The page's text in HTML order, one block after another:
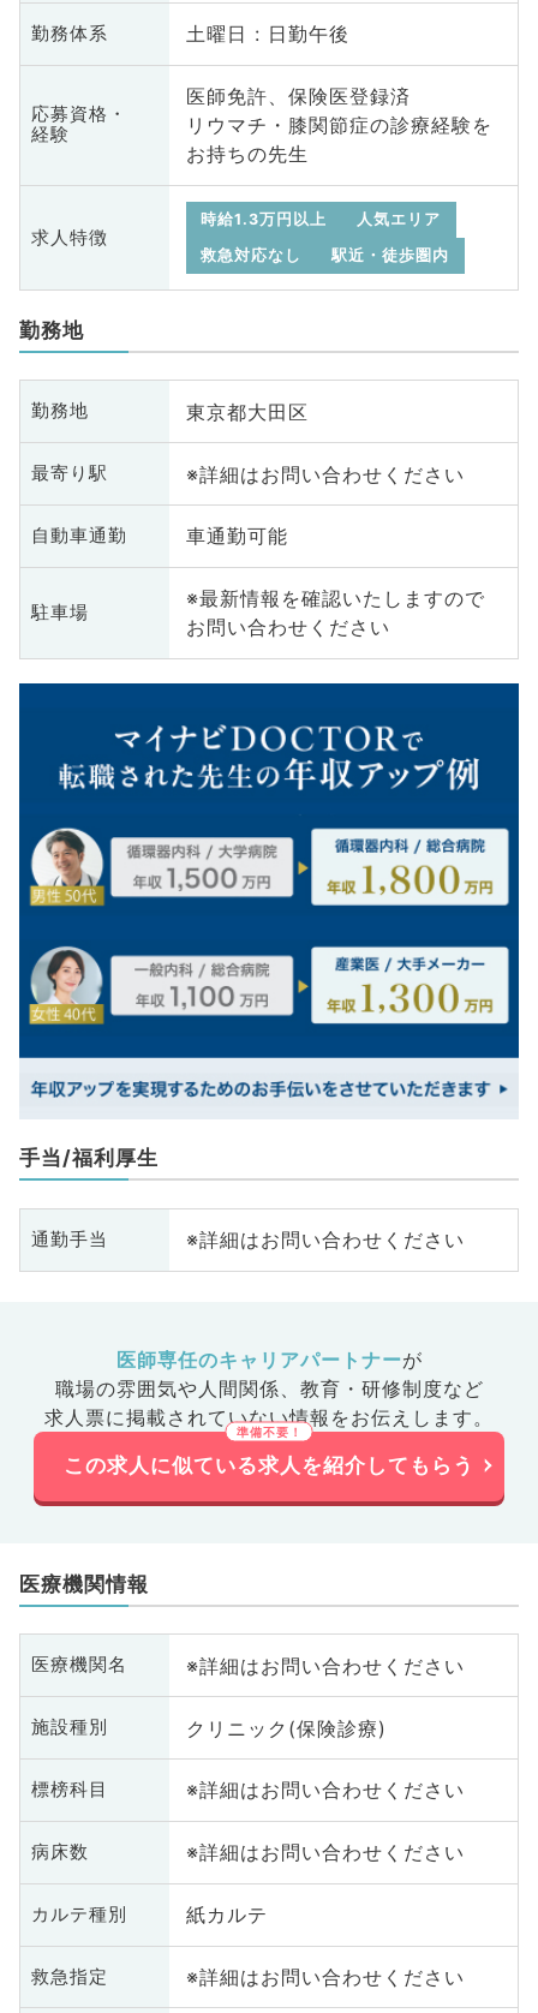
勤務体系 土曜日 : 日勤午後
応募資格・
経験
医師免許、保険医登録済
リウマチ・膝関節症の診療経験を
お持ちの先生
求人特徴
時給1.3万円以上
人気エリア
救急対応なし
駅近・徒歩圏内
勤務地
勤務地 東京都大田区
最寄り駅 ※詳細はお問い合わせください
自動車通勤 車通勤可能
駐車場
※最新情報を確認いたしますので
お問い合わせください
手当/福利厚生
通勤手当 ※詳細はお問い合わせください
医師専任のキャリアパートナーが
職場の雰囲気や人間関係、 教育・研修制度など
求人票に掲載されていない情報をお伝えします。
この求人に似ている求人を紹介してもらう
医療機関情報
医療機関名 ※詳細はお問い合わせください
施設種別 クリニック(保険診療)
標榜科目 ※詳細はお問い合わせください
病床数 ※詳細はお問い合わせください
カルテ種別 紙カルテ
救急指定 ※詳細はお問い合わせください